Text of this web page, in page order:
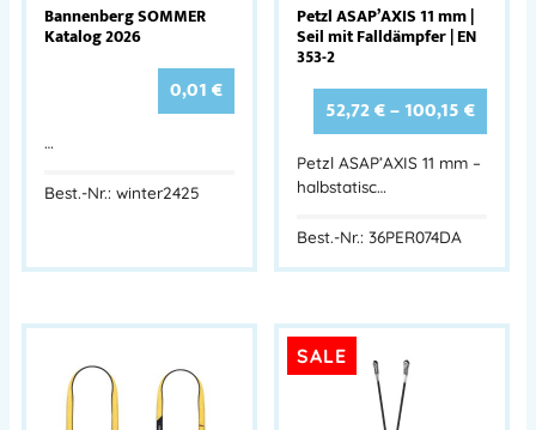
Bannenberg SOMMER
Katalog 2026
0,01€
…
Best.-Nr.: winter2425
Petzl ASAP’AXIS 11 mm |
Seil mit Falldämpfer | EN
353-2
52,72€–100,15€
Petzl ASAP’AXIS 11 mm –
halbstatisc…
Best.-Nr.: 36PER074DA
SALE